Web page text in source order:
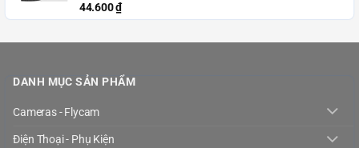
44.600₫
DANH MỤC SẢN PHẨM
Cameras - Flycam
Điện Thoại - Phụ Kiện